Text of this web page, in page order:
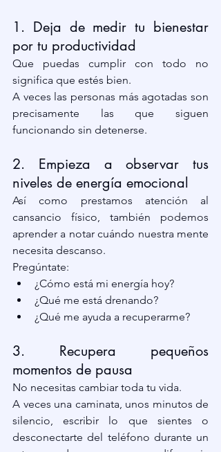
1. Deja de medir tu bienestar
por tu productividad
Que puedas cumplir con todo no
significa que estés bien.
A veces las personas más agotadas son
precisamente las que siguen
funcionando sin detenerse.
2. Empieza a observar tus
niveles de energía emocional
Así como prestamos atención al
cansancio físico, también podemos
aprender a notar cuándo nuestra mente
necesita descanso.
Pregúntate:
¿Cómo está mi energía hoy?
¿Qué me está drenando?
¿Qué me ayuda a recuperarme?
3. Recupera pequeños
momentos de pausa
No necesitas cambiar toda tu vida.
A veces una caminata, unos minutos de
silencio, escribir lo que sientes o
desconectarte del teléfono durante un